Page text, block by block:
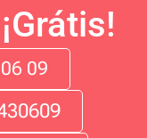
09